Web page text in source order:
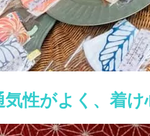
性がよく、着